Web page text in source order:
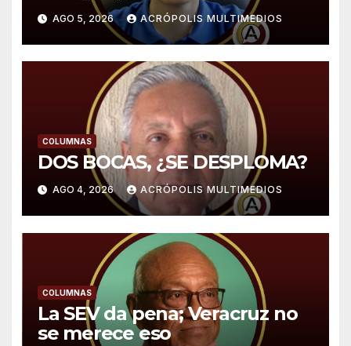
AGO 5, 2026 ACRÓPOLIS MULTIMEDIOS
COLUMNAS
DOS BOCAS, ¿SE DESPLOMA?
AGO 4, 2026 ACRÓPOLIS MULTIMEDIOS
COLUMNAS
La SEV da pena; Veracruz no
se merece eso